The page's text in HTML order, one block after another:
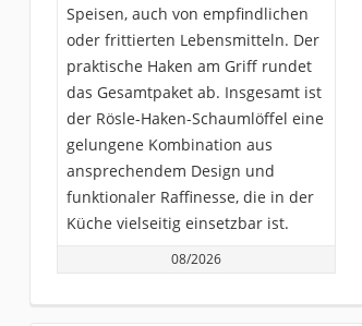
Speisen, auch von empfindlichen
oder frittierten Lebensmitteln. Der
praktische Haken am Griff rundet
das Gesamtpaket ab. Insgesamt ist
der Rösle-Haken-Schaumlöffel eine
gelungene Kombination aus
ansprechendem Design und
funktionaler Raffinesse, die in der
Küche vielseitig einsetzbar ist.
08/2026